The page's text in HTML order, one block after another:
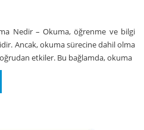
Nedir – Okuma, öğrenme ve bilgi
Ancak, okuma sürecine dahil olma
etkiler. Bu bağlamda, okuma